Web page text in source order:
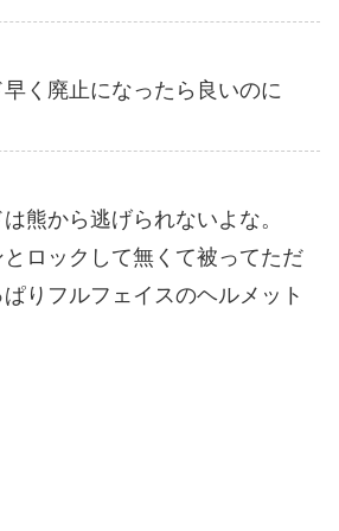
く廃止になったら良いのに
熊から逃げられないよな。
ロックして無くて被ってただ
りフルフェイスのヘルメット